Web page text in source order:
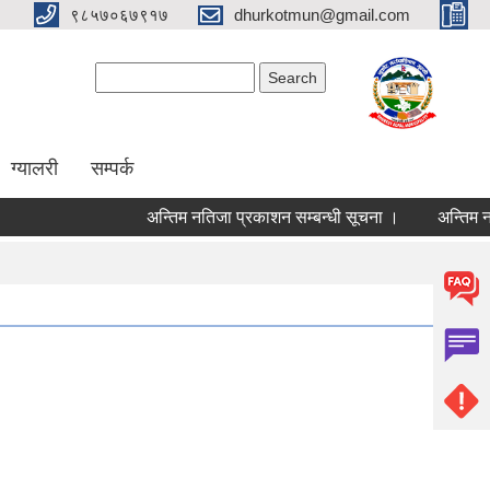
९८५७०६७९१७ dhurkotmun@gmail.com
ग्यालरी सम्पर्क
अन्तिम नतिजा प्रकाशन सम्बन्धी सूचना । अन्तिम